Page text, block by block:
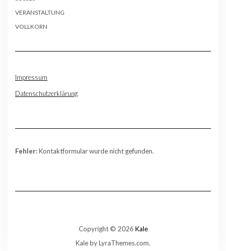
VERANSTALTUNG
VOLLKORN
Impressum
Datenschutzerklärung
Fehler:Kontaktformular wurde nicht gefunden.
Copyright © 2026 Kale
Kaleby LyraThemes.com.